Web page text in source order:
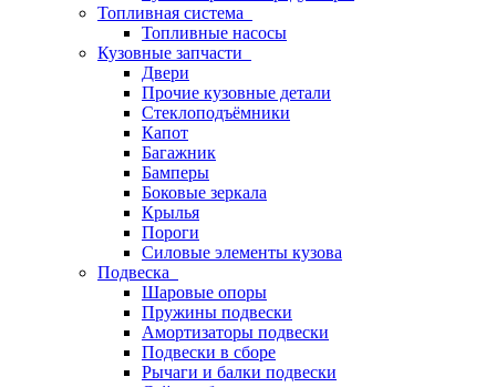
Топливная система
Топливные насосы
Кузовные запчасти
Двери
Прочие кузовные детали
Стеклоподъёмники
Капот
Багажник
Бамперы
Боковые зеркала
Крылья
Пороги
Силовые элементы кузова
Подвеска
Шаровые опоры
Пружины подвески
Амортизаторы подвески
Подвески в сборе
Рычаги и балки подвески